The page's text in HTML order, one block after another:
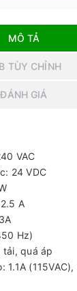
MÔ TẢ
TÙY CHỈNH
ĐÁNH GIÁ
VAC
24 VDC
A
Hz)
quá áp
(115VAC),